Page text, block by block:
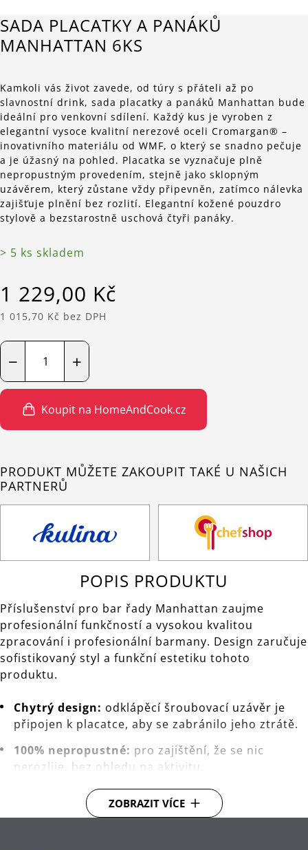
SADA PLACATKY A PANÁKŮ
MANHATTAN 6KS
Kamkoli vás život zavede, od túry s přáteli až po
slavnostní drink, sada placatky a panáků Manhattan bude
ideální pro venkovní sdílení. Každý kus je vyroben z
elegantní vysoce kvalitní nerezové oceli Cromargan® –
inovativního materiálu od WMF, o který se snadno pečuje
a je úžasný na pohled. Placatka se vyznačuje plně
nepropustným provedením, stejně jako sklopným
uzávěrem, který zůstane vždy připevněn, zatímco nálevka
zajišťuje plnění bez rozlití. Elegantní kožené pouzdro
stylově a bezstarostně uschová čtyři panáky.
> 5 ks skladem
1 229,00 Kč
1 015,70 Kč bez DPH
+
−
Koupit na HomeAndCook.cz
PRODUKT MŮŽETE ZAKOUPIT TAKÉ U NAŠICH
PARTNERŮ
POPIS PRODUKTU
Příslušenství pro bar řady Manhattan zaujme
profesionální funkčností a vysokou kvalitou
zpracování i profesionální barmany. Design zaručuje
sofistikovaný styl a funkční estetiku tohoto
produktu.
Chytrý design: odklápěcí šroubovací uzávěr je
připojen k placatce, aby se zabránilo jeho ztrátě.
100% nepropustné: pro zajištění, že se nic
nerozlije, bez ohledu na aktivitu.
pro pohodlné plnění bez rozlití.
Kožené pouzdro:vyrobené z prvotřídní kůže pro
ZOBRAZIT VÍCE